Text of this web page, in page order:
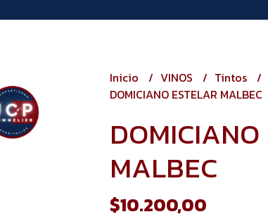
Inicio VINOS Tintos
DOMICIANO ESTELAR MALBEC
MALBEC
$10.200,00